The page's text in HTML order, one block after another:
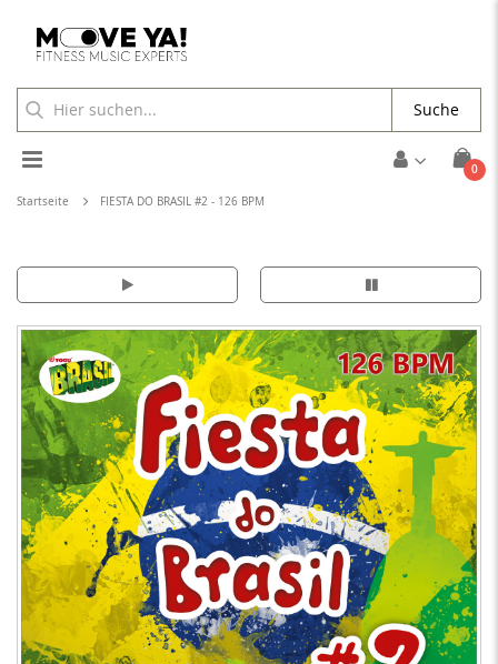
Cart
0
Toggle
Nav
Suche
Startseite FIESTA DO BRASIL #2 - 126 BPM